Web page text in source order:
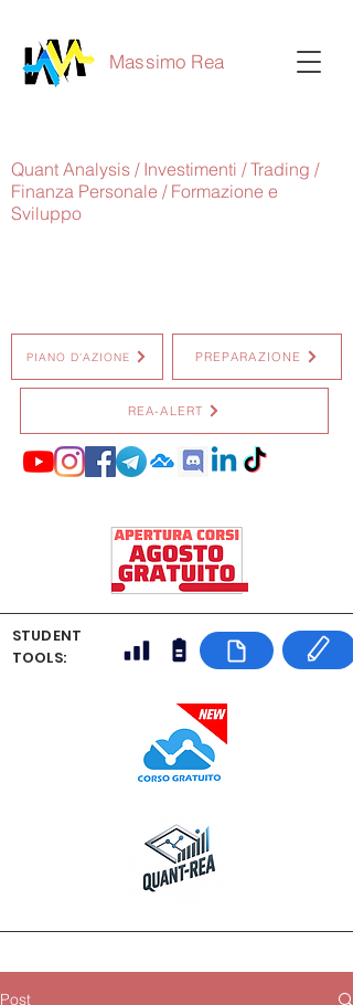
Massimo Rea
Quant Analysis / Investimenti / Trading /
Finanza Personale / Formazione e
Sviluppo
PIANO D'AZIONE PREPARAZIONE
REA-ALERT
STUDENT
TOOLS:
Post